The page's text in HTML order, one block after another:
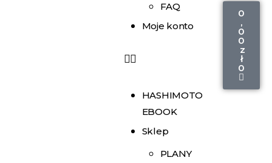
FAQ
Moje konto
HASHIMOTO
EBOOK
Sklep
PLANY
0
,
0
0
z
ł
0